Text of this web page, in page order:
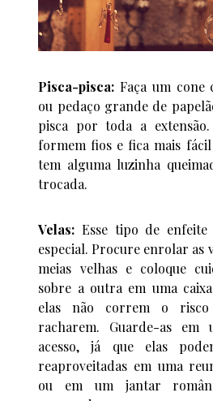
Pisca-pisca: Faça um cone
ou pedaço grande de
pisca por toda a
formem fios e fica mais
tem alguma luzinha
trocada.
Velas: Esse tipo de
especial. Procure enrolar as
meias velhas e coloque
sobre a outra em uma
elas não correm o
racharem. Guarde-as
acesso, já que elas
reaproveitadas em uma
ou em um jantar